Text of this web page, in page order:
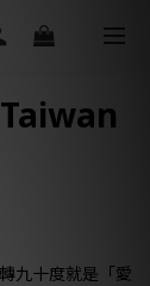
九十度就是「愛